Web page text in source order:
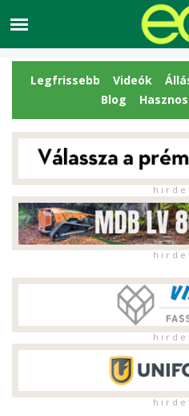
Legfrissebb Videók
Blog
Hasznos
h i r d e
h i r d e
h i r d e
h i r d e